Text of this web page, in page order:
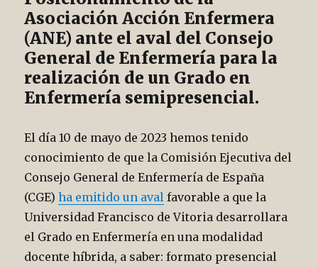
Asociación Acción Enfermera
(ANE) ante el aval del Consejo
General de Enfermería para la
realización de un Grado en
Enfermería semipresencial.
El día 10 de mayo de 2023 hemos tenido
conocimiento de que la Comisión Ejecutiva del
Consejo General de Enfermería de España
(CGE)ha emitido un aval favorable a que la
Universidad Francisco de Vitoria desarrollara
el Grado en Enfermería en una modalidad
docente híbrida, a saber: formato presencial